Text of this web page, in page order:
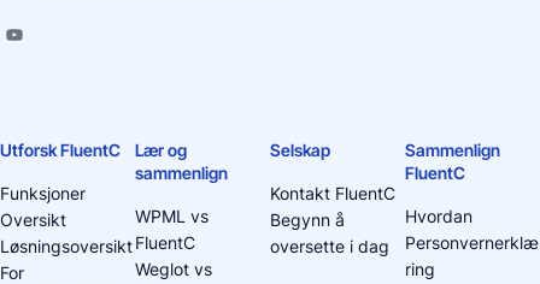
Utforsk FluentC
Funksjoner
Oversikt
Løsningsoversikt
For
Lær og
sammenlign
WPML vs
FluentC
Weglot vs
Selskap
Kontakt FluentC
Begynn å
oversette i dag
Sammenlign
FluentC
Hvordan
Personvernerklæ
ring